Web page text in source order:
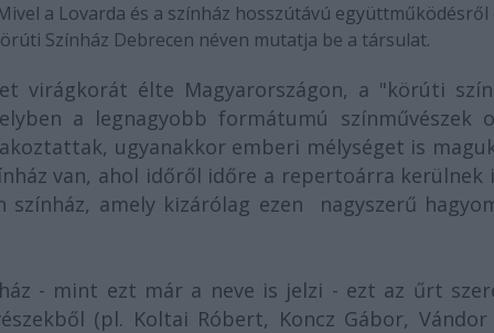
a Lovarda és a színház hosszútávú együttműködésről
Színház Debrecen néven mutatja be a társulat.
virágkorát élte Magyarországon, a "körúti
a legnagyobb formátumú színművészek
ugyanakkor emberi mélységet is
van, ahol időről időre a repertoárra kerülnek
amely kizárólag ezen nagyszerű
- mint ezt már a neve is jelzi - ezt az űrt
(pl. Koltai Róbert, Koncz Gábor, Vándor